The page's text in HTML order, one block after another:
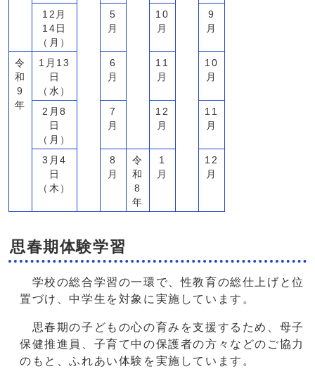
12月
14日
（月）
5
月
10
月
9
月
令
和
9
年
1月13
日
（水）
6
月
11
月
10
月
2月8
日
（月）
7
月
12
月
11
月
3月4
日
（木）
8
月
令
和
8
年
1
月
12
月
思春期体験学習
学校の総合学習の一環で、性教育の総仕上げと位
置づけ、中学生を対象に実施しています。
思春期の子どもの心の育みを支援するため、母子
保健推進員、子育て中の保護者の方々などのご協力
のもと、ふれあい体験を実施しています。